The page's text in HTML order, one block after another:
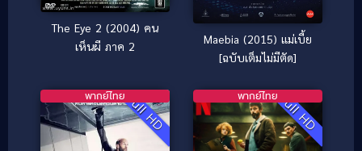
The Eye 2 (2004) คน
เห็นผี ภาค 2
Maebia (2015) แม่เบี้ย
[ฉบับเต็มไม่มีตัด]
Full HD
พากย์ไทย Full HD
พากย์ไทย